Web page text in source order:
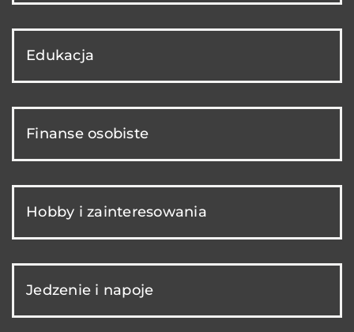
Edukacja
Finanse osobiste
Hobby i zainteresowania
Jedzenie i napoje